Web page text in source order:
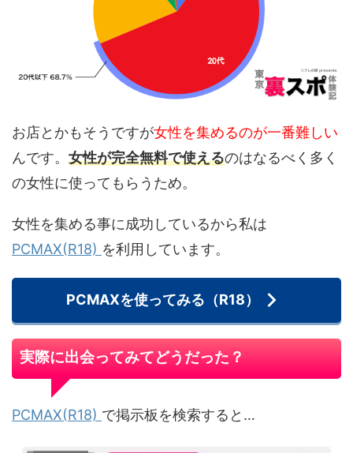
お店とかもそうですが女性を集めるのが一番難しい
んです。 女性が完全無料で使えるのはなるべく多く
の女性に使ってもらうため。
女性を集める事に成功しているから私は
PCMAX(R18) を利用しています。
PCMAXを使ってみる（R18）
実際に出会ってみてどうだった？
PCMAX(R18) で掲示板を検索すると…